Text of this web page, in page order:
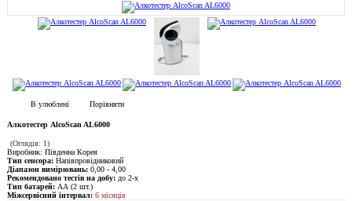
В улюблені Порівняти
Алкотестер AlcoScan AL6000
(Оглядів: 1)
Виробник: Південна Корея
Тип сенсора:Напівпровідниковий
Діапазон вимірювань:0,00 - 4,00
Рекомендовано тестів на добу:до 2-х
Тип батарей:АА (2 шт.)
Міжсервісний інтервал: 6 місяців